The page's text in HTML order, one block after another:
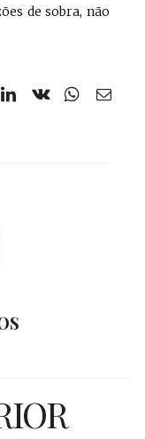
de sobra, não